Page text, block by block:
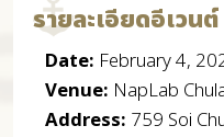
รายละเอียดอีเวนต์
Date: February 4,
Venue: NapLab
Address: 759 Soi